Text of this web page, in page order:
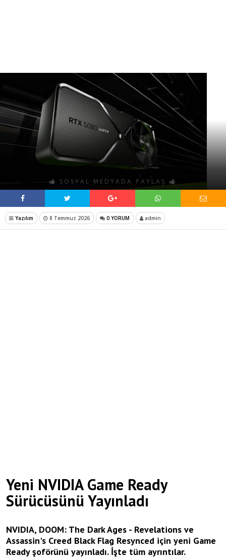
SOSYAL MEDYADA PAYLAŞ
Yazılım 8 Temmuz 2026 0 YORUM admin
Yeni NVIDIA Game Ready
Sürücüsünü Yayınladı
NVIDIA, DOOM: The Dark Ages - Revelations ve
Assassin's Creed Black Flag Resynced için yeni Game
Ready şoförünü yayınladı. İşte tüm ayrıntılar.